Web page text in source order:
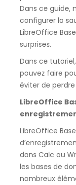
Dans ce guide,
configurer la
LibreOffice
surprises.
Dans ce
pouvez faire
éviter de
LibreOffice
LibreOffice
dans Calc ou
les bases de
nombreux